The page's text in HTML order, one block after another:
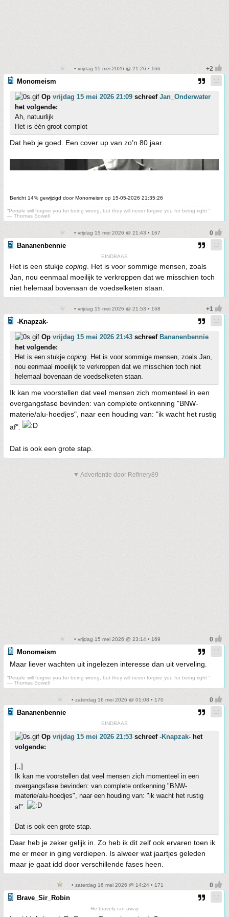
• vrijdag 15 mei 2026 @ 21:26 • 166
Monomeism
Op vrijdag 15 mei 2026 21:09 schreef Jan_Onderwater
het volgende:
Ah, natuurlijk
Het is één groot complot
Dat heb je goed. Een cover up van zo’n 80 jaar.
Bericht 14% gewijzigd door Monomeism op 15-05-2026 21:35:26
“People will forgive you for being wrong, but they will never forgive you for being right ”
― Thomas Sowell
• vrijdag 15 mei 2026 @ 21:43 • 167
Bananenbennie
EINDBAAS
Het is een stukje coping . Het is voor sommige mensen, zoals
Jan, nou eenmaal moeilijk te verkroppen dat we misschien toch
niet helemaal bovenaan de voedselketen staan.
• vrijdag 15 mei 2026 @ 21:53 • 168
-Knapzak-
Op vrijdag 15 mei 2026 21:43 schreef Bananenbennie
het volgende:
Het is een stukje coping. Het is voor sommige mensen, zoals Jan,
nou eenmaal moeilijk te verkroppen dat we misschien toch niet
helemaal bovenaan de voedselketen staan.
Ik kan me voorstellen dat veel mensen zich momenteel in een
overgangsfase bevinden: van complete ontkenning "BNW-
materie/alu-hoedjes", naar een houding van: "ik wacht het rustig
af".
Dat is ook een grote stap.
▼ Advertentie door Refinery89
• vrijdag 15 mei 2026 @ 23:14 • 169
Monomeism
Maar liever wachten uit ingelezen interesse dan uit verveling.
“People will forgive you for being wrong, but they will never forgive you for being right ”
― Thomas Sowell
• zaterdag 16 mei 2026 @ 01:08 • 170
Bananenbennie
EINDBAAS
Op vrijdag 15 mei 2026 21:53 schreef -Knapzak- het
volgende:
[..]
Ik kan me voorstellen dat veel mensen zich momenteel in een
overgangsfase bevinden: van complete ontkenning "BNW-
materie/alu-hoedjes", naar een houding van: "ik wacht het rustig
af".
Dat is ook een grote stap.
Daar heb je zeker gelijk in. Zo heb ik dit zelf ook ervaren toen ik
me er meer in ging verdiepen. Is alweer wat jaartjes geleden
maar je gaat idd door verschillende fases heen.
• zaterdag 16 mei 2026 @ 14:24 • 171
Brave_Sir_Robin
He bravely ran away